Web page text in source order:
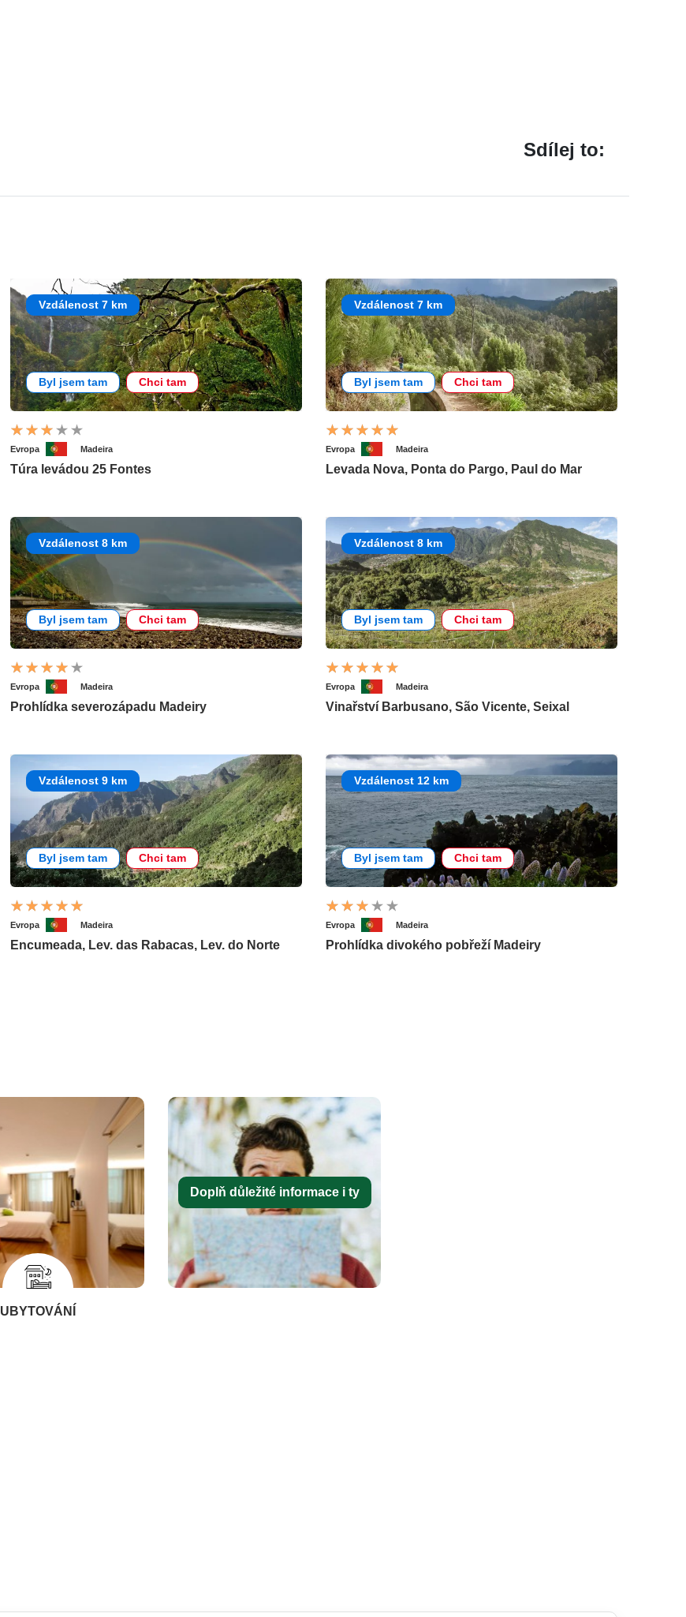
Sdílej to:
Vzdálenost 7 km
Byl jsem tam Chci tam
Evropa Madeira
Túra levádou 25 Fontes
Vzdálenost 7 km
Byl jsem tam Chci tam
Evropa Madeira
Levada Nova, Ponta do Pargo, Paul do Mar
Vzdálenost 8 km
Byl jsem tam Chci tam
Evropa Madeira
Prohlídka severozápadu Madeiry
Vzdálenost 8 km
Byl jsem tam Chci tam
Evropa Madeira
Vinařství Barbusano, São Vicente, Seixal
Vzdálenost 9 km
Byl jsem tam Chci tam
Evropa Madeira
Encumeada, Lev. das Rabacas, Lev. do Norte
Vzdálenost 12 km
Byl jsem tam Chci tam
Evropa Madeira
Prohlídka divokého pobřeží Madeiry
UBYTOVÁNÍ
Doplň důležité informace i ty